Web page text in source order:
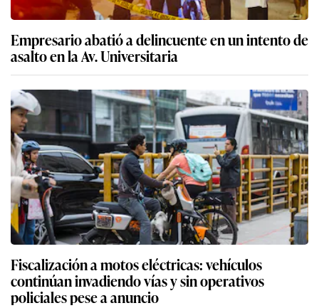
Empresario abatió a delincuente en un intento de
asalto en la Av. Universitaria
Fiscalización a motos eléctricas: vehículos
continúan invadiendo vías y sin operativos
policiales pese a anuncio